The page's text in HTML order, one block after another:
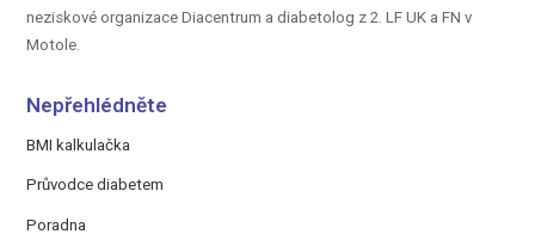
neziskové organizace Diacentrum a diabetolog z 2. LF UK a FN v
Motole.
Nepřehlédněte
BMI kalkulačka
Průvodce diabetem
Poradna